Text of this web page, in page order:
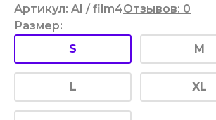
Артикул: AI / film4Отзывов: 0
Размер:
S
M
L XL